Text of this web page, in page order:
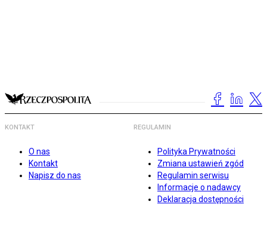
KONTAKT
O nas
Kontakt
Napisz do nas
REGULAMIN
Polityka Prywatności
Zmiana ustawień zgód
Regulamin serwisu
Informacje o nadawcy
Deklaracja dostępności